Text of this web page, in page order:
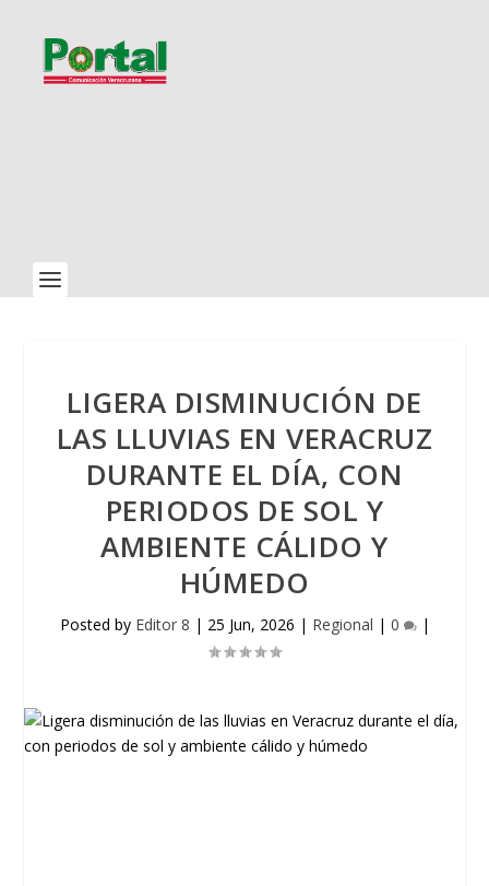
LIGERA DISMINUCIÓN DE
LAS LLUVIAS EN VERACRUZ
DURANTE EL DÍA, CON
PERIODOS DE SOL Y
AMBIENTE CÁLIDO Y
HÚMEDO
Posted by Editor 8 | 25 Jun, 2026 | Regional | 0 |